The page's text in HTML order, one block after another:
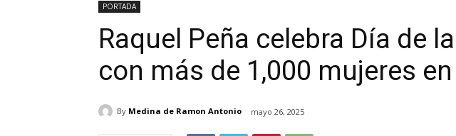
PORTADA
Raquel Peña celebra Día de
con más de 1,000 mujeres
By Medina de Ramon Antonio mayo 26, 2025